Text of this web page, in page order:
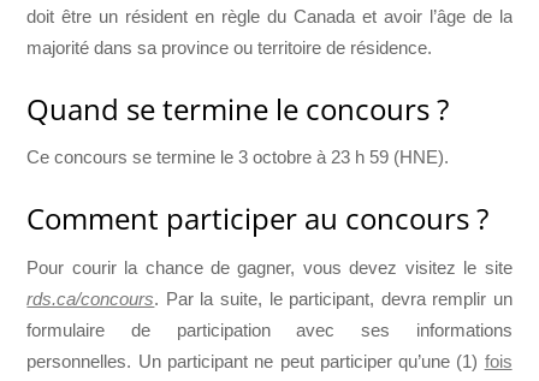
doit être un résident en règle du Canada et avoir l’âge de la
majorité dans sa province ou territoire de résidence.
Quand se termine le concours ?
Ce concours se termine le 3 octobre à 23 h 59 (HNE).
Comment participer au concours ?
Pour courir la chance de gagner, vous devez visitez le site
rds.ca/concours. Par la suite, le participant, devra remplir un
formulaire de participation avec ses informations
personnelles. Un participant ne peut participer qu’une (1) fois